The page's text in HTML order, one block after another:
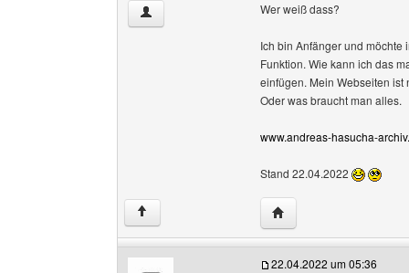
Andreas-Hasucha-Archiv Benutzer-Profile
Wer weiß dass?
Ich bin Anfänger und
Funktion. Wie kann ich das
einfügen. Mein Webseiten ist
Oder was braucht man alles.
www.andreas-hasucha-
Stand 22.04.2022
↑ Website dieses
22.04.2022 um 05:36